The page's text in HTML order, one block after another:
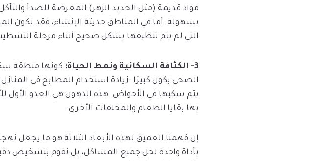
مواد قديمة (مثل الحديد الزهر) المعرضة للصدأ
بسهولة. أما في المناطق حديثة الإنشاء، فقد تكون
التي لم يتم تنظيفها بشكل صحيح أثناء مرحلة
3- الكثافة السكانية ونمط الحياة:
كونها منطقة
الصحي يكون كبيرًا. زيادة استخدام المطابخ في المنازل
يتم سكبها في الأحواض. هذه الدهون هي العدو الأول
بها بقايا الطعام والمخلفات الأخرى.
إن فهمنا العميق لهذه الأبعاد الثلاثة هو ما يجعل
بأداة واحدة لحل جميع المشاكل، بل نقوم بتشخيص